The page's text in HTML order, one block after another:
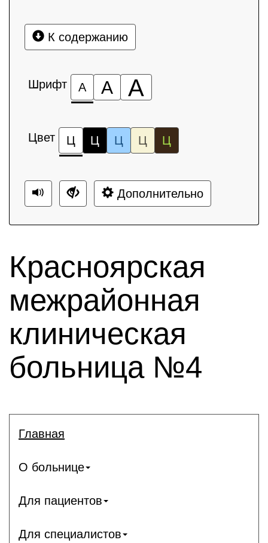
К содержанию
Шрифт А А А
Цвет Ц Ц Ц Ц Ц
Дополнительно
Красноярская
межрайонная
клиническая
больница №4
Главная
О больнице
Для пациентов
Для специалистов